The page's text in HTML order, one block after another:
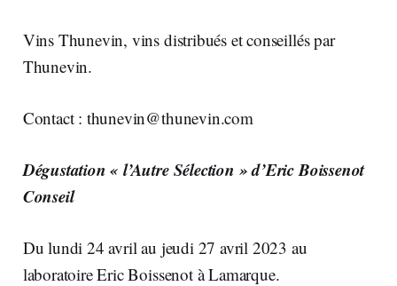
Vins Thunevin, vins distribués et conseillés par
Thunevin.
Contact : thunevin@thunevin.com
Dégustation « l’Autre Sélection » d’Eric Boissenot
Conseil
Du lundi 24 avril au jeudi 27 avril 2023 au
laboratoire Eric Boissenot à Lamarque.